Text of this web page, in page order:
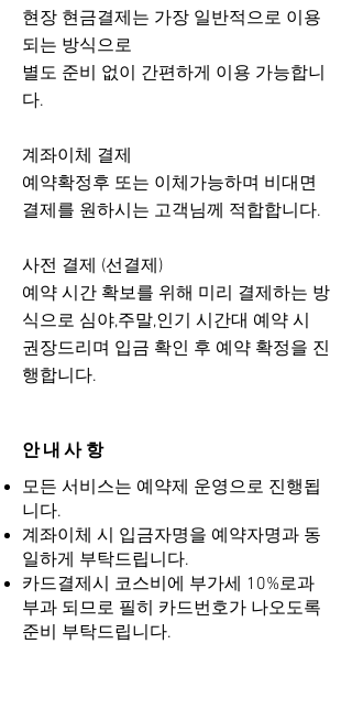
현장 현금결제는 가장 일반적으로 이용
되는 방식으로
별도 준비 없이 간편하게 이용 가능합니
다.
계좌이체 결제
예약확정후 또는 이체가능하며 비대면
결제를 원하시는 고객님께 적합합니다.
사전 결제 (선결제)
​예약 시간 확보를 위해 미리 결제하는 방
식으로 심야,주말,인기 시간대 예약 시
권장드리며 입금 확인 후 예약 확정을 진
행합니다.
안내사항
모든 서비스는 예약제 운영으로 진행됩
니다.
계좌이체 시 입금자명을 예약자명과 동
일하게 부탁드립니다.
카드결제시 코스비에 부가세 10%로과
부과 되므로 필히 카드번호가 나오도록
준비 부탁드립니다.